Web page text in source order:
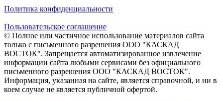
Политика конфиденциальности
Пользовательское соглашение
© Полное или частичное использование материалов сайта
только с письменного разрешения ООО "КАСКАД
ВОСТОК". Запрещается автоматизированное извлечение
информации сайта любыми сервисами без официального
письменного разрешения ООО "КАСКАД ВОСТОК".
Информация, указанная на сайте, является справочной, и ни в
коем случае не является публичной офертой.